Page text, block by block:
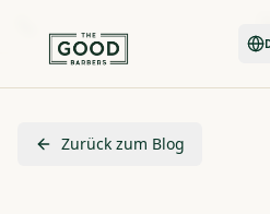
Zurück zum Blog